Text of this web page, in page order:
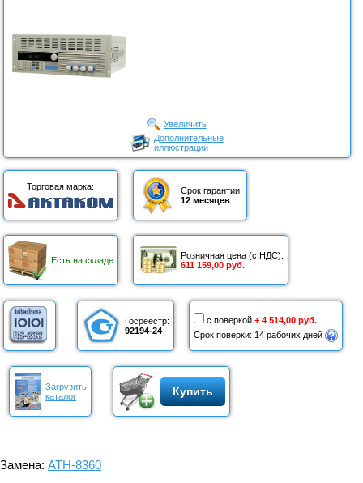
Увеличить
Дополнительные
иллюстрации
Торговая марка:
Срок гарантии:
12 месяцев
Есть на складе
Розничная цена (с НДС):
611 159,00 руб.
Госреестр:
92194-24
с поверкой + 4 514,00 руб.
Срок поверки: 14 рабочих дней
Загрузить
каталог
Купить
Замена: АТН-8360